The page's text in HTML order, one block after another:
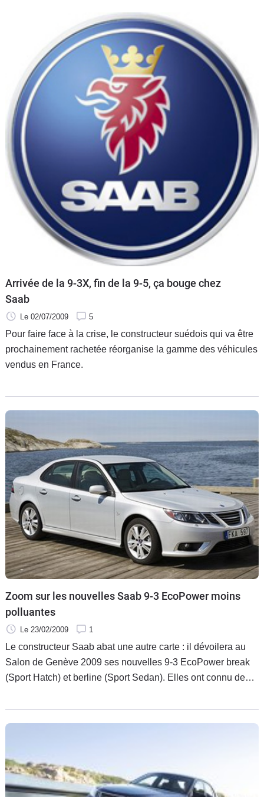
Arrivée de la 9-3X, fin de la 9-5, ça bouge chez
Saab
Le 02/07/2009 5
Pour faire face à la crise, le constructeur suédois qui va être
prochainement rachetée réorganise la gamme des véhicules
vendus en France.
Zoom sur les nouvelles Saab 9-3 EcoPower moins
polluantes
Le 23/02/2009 1
Le constructeur Saab abat une autre carte : il dévoilera au
Salon de Genève 2009 ses nouvelles 9-3 EcoPower break
(Sport Hatch) et berline (Sport Sedan). Elles ont connu des
gourmandes en